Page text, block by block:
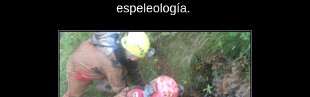
espeleología.